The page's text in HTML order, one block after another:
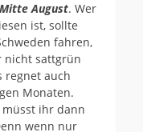
August. Wer
ist, sollte
fahren,
nicht sattgrün
regnet auch
Monaten.
ihr dann
wenn nur